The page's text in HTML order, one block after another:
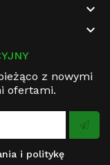


z nowymi
ofertami.
i politykę